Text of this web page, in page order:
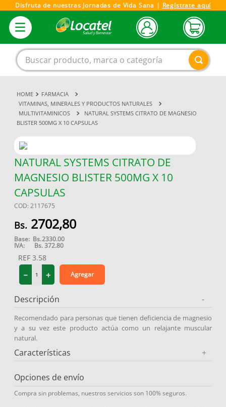
Disfruta de nuestras Jornadas de Vida Sana | Regístrate aquí
Buscar producto, marca o categoría
FARMACIA
VITAMINAS, MINERALES Y PRODUCTOS NATURALES
MULTIVITAMINICOS
NATURAL SYSTEMS CITRATO DE MAGNESIO
BLISTER 500MG X 10 CAPSULAS
NATURAL SYSTEMS CITRATO DE
MAGNESIO BLISTER 500MG X 10
CAPSULAS
COD: 2117675
2702,80
Base: Bs.2330.00
IVA: Bs.372.80
REF 3.58
＋
－ Agregar
Descripción -
Recomendado para personas que tienen deficiencia de magnesio
y a su vez este producto actúa como un relajante muscular
natural.
Características +
Opciones de envío
Compra sin problemas, nuestros servicios son 100% seguros.
1.
magnesio
.
omega 3
4 .
5.
vitamina
7.
linezolid
8.
miovit
9.
medias compresión
10. diosmina